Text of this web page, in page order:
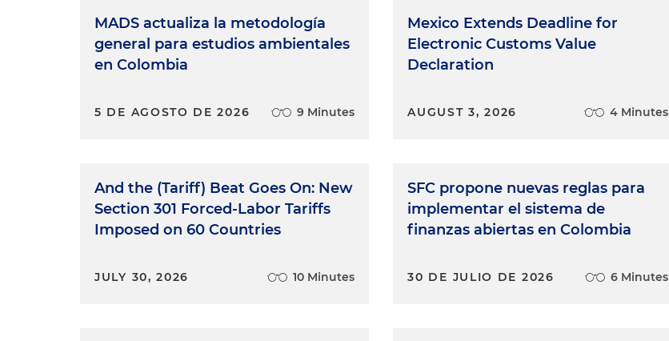
MADS actualiza la metodología
general para estudios ambientales
en Colombia
5 DE AGOSTO DE 2026 9 Minutes
And the (Tariff) Beat Goes On: New
Section 301 Forced-Labor Tariffs
Imposed on 60 Countries
JULY 30, 2026 10 Minutes
Mexico Extends Deadline for
Electronic Customs Value
Declaration
AUGUST 3, 2026 4 Minutes
SFC propone nuevas reglas para
implementar el sistema de
finanzas abiertas en Colombia
30 DE JULIO DE 2026 6 Minutes